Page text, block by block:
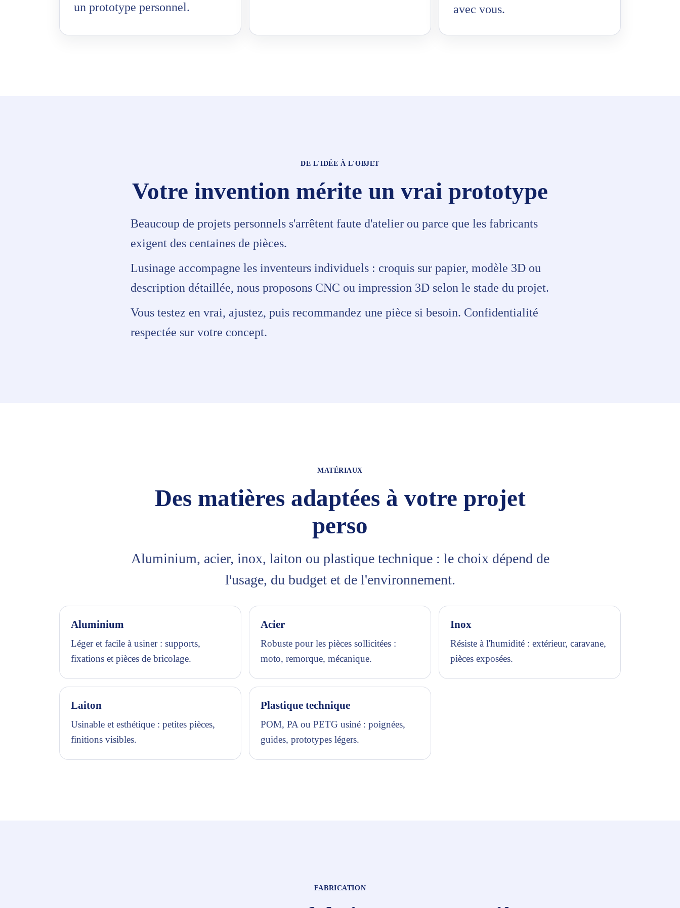
un prototype personnel.
avec vous.
DE L'IDÉE À L'OBJET
Votre invention mérite un vrai prototype
Beaucoup de projets personnels s'arrêtent faute d'atelier ou parce que les fabricants
exigent des centaines de pièces.
Lusinage accompagne les inventeurs individuels : croquis sur papier, modèle 3D ou
description détaillée, nous proposons CNC ou impression 3D selon le stade du projet.
Vous testez en vrai, ajustez, puis recommandez une pièce si besoin. Confidentialité
respectée sur votre concept.
MATÉRIAUX
Des matières adaptées à votre projet
perso
Aluminium, acier, inox, laiton ou plastique technique : le choix dépend de
l'usage, du budget et de l'environnement.
Aluminium
Léger et facile à usiner : supports,
fixations et pièces de bricolage.
Acier
Robuste pour les pièces sollicitées :
moto, remorque, mécanique.
Inox
Résiste à l'humidité : extérieur, caravane,
pièces exposées.
Laiton
Usinable et esthétique : petites pièces,
finitions visibles.
Plastique technique
POM, PA ou PETG usiné : poignées,
guides, prototypes légers.
FABRICATION